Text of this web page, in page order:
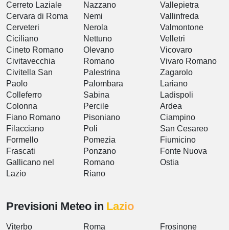
Cerreto Laziale
Cervara di Roma
Cerveteri
Ciciliano
Cineto Romano
Civitavecchia
Civitella San
Paolo
Colleferro
Colonna
Fiano Romano
Filacciano
Formello
Frascati
Gallicano nel
Lazio
Nazzano
Nemi
Nerola
Nettuno
Olevano
Romano
Palestrina
Palombara
Sabina
Percile
Pisoniano
Poli
Pomezia
Ponzano
Romano
Riano
Vallepietra
Vallinfreda
Valmontone
Velletri
Vicovaro
Vivaro Romano
Zagarolo
Lariano
Ladispoli
Ardea
Ciampino
San Cesareo
Fiumicino
Fonte Nuova
Ostia
Previsioni Meteo in Lazio
Viterbo
Roma
Frosinone